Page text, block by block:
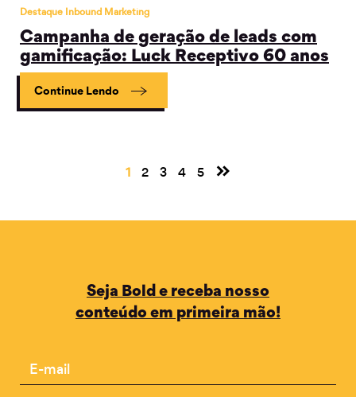
Destaque Inbound Marketing
Campanha de geração de leads com
gamificação: Luck Receptivo 60 anos
Continue Lendo
1 2 3 4 5 »
Seja Bold e receba nosso
conteúdo em primeira mão!
Email